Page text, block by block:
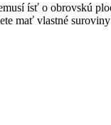
ísť o obrovskú
mať vlastné